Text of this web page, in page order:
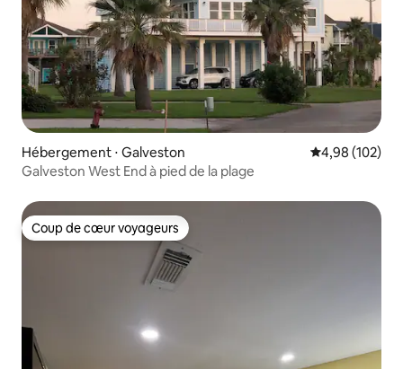
Hébergement ⋅ Galveston Évaluation
4,98 (102)
Galveston West End à pied de la plage
Coup de cœur voyageurs
Coup de cœur voyageurs